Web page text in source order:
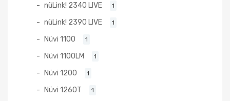
nüLink! 2340 LIVE 1
nüLink! 2390 LIVE 1
Nüvi 1100 1
Nüvi 1100LM 1
Nüvi 1200 1
Nüvi 1260T 1